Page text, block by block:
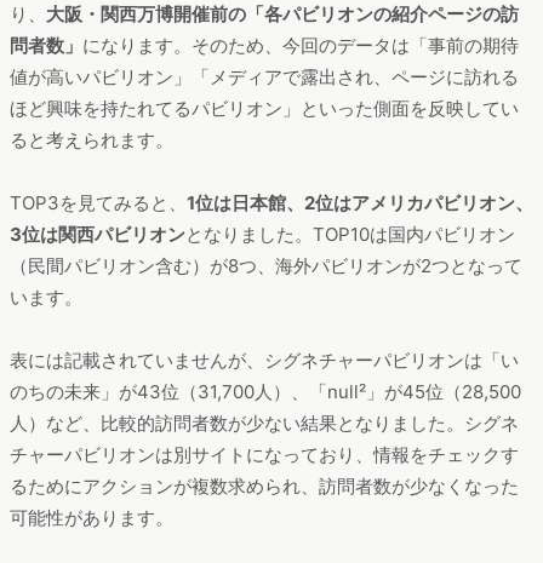
り、 大阪・関西万博開催前の「各パビリオンの紹介ページの訪
問者数」 になります。そのため、今回のデータは「事前の期待
値が高いパビリオン」「メディアで露出され、ページに訪れる
ほど興味を持たれてるパビリオン」といった側面を反映してい
ると考えられます。
TOP3を見てみると、 1位は日本館、2位はアメリカパビリオン、
3位は関西パビリオンとなりました。TOP10は国内パビリオン
（民間パビリオン含む）が8つ、海外パビリオンが2つとなって
います。
表には記載されていませんが、シグネチャーパビリオンは「い
のちの未来」が43位（31,700人）、「null²」が45位（28,500
人）など、比較的訪問者数が少ない結果となりました。シグネ
チャーパビリオンは別サイトになっており、情報をチェックす
るためにアクションが複数求められ、訪問者数が少なくなった
可能性があります。